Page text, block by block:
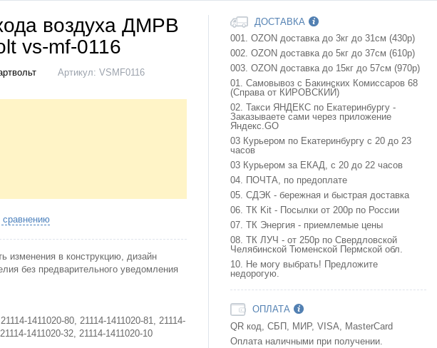
воздуха ДМРВ
vs-mf-0116
Артикул: VSMF0116
сравнению
изменения в конструкцию, дизайн
без предварительного уведомления
1411020-80, 21114-1411020-81, 21114-
1411020-32, 21114-1411020-10
ДОСТАВКА
001. OZON доставка до 3кг до 31см (430р)
002. OZON доставка до 5кг до 37см (610р)
003. OZON доставка до 15кг до 57см (970р)
01. Самовывоз с Бакинских Комиссаров 68
(Справа от КИРОВСКИЙ)
02. Такси ЯНДЕКС по Екатеринбургу -
Заказываете сами через приложение
Яндекс.GO
03 Курьером по Екатеринбургу с 20 до 23
часов
03 Курьером за ЕКАД, с 20 до 22 часов
04. ПОЧТА, по предоплате
05. СДЭК - бережная и быстрая доставка
06. ТК Kit - Посылки от 200р по России
07. ТК Энергия - приемлемые цены
08. ТК ЛУЧ - от 250р по Свердловской
Челябинской Тюменской Пермской обл.
10. Не могу выбрать! Предложите
недорогую.
ОПЛАТА
QR код, СБП, МИР, VISA, MasterCard
Оплата наличными при получении.